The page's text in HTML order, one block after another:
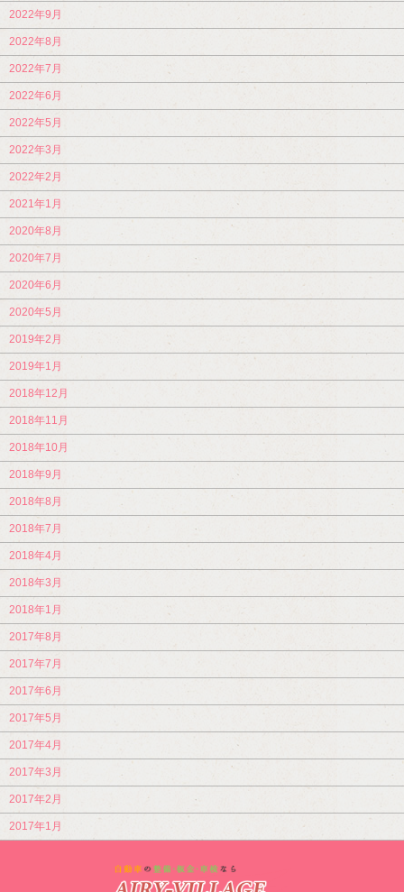
2022年9月
2022年8月
2022年7月
2022年6月
2022年5月
2022年3月
2022年2月
2021年1月
2020年8月
2020年7月
2020年6月
2020年5月
2019年2月
2019年1月
2018年12月
2018年11月
2018年10月
2018年9月
2018年8月
2018年7月
2018年4月
2018年3月
2018年1月
2017年8月
2017年7月
2017年6月
2017年5月
2017年4月
2017年3月
2017年2月
2017年1月